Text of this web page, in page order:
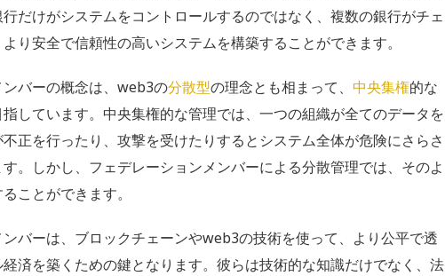
だけがシステムをコントロールするのではなく、複数の銀行がチェ
り安全で信頼性の高いシステムを構築することができます。
バーの概念は、web3の分散型の理念とも相まって、 中央集権的な
しています。中央集権的な管理では、一つの組織が全てのデータを
正を行ったり、攻撃を受けたりするとシステム全体が危険にさらさ
。しかし、フェデレーションメンバーによる分散管理では、そのよ
ことができます。
バーは、ブロックチェーンやweb3の技術を使って、より公平で透
済を築くための鍵となります。彼らは技術的な知識だけでなく、法